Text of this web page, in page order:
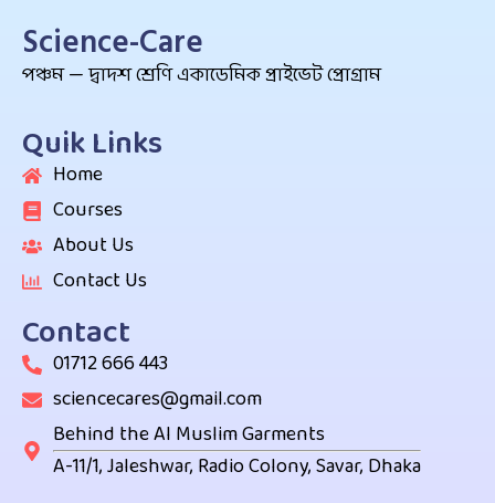
Science-Care
পঞ্চম — দ্বাদশ শ্রেণি একাডেমিক প্রাইভেট প্রোগ্রাম
Quik Links
Home
Courses
About Us
Contact Us
Contact
01712 666 443
sciencecares@gmail.com
Behind the Al Muslim Garments
A-11/1, Jaleshwar, Radio Colony, Savar, Dhaka